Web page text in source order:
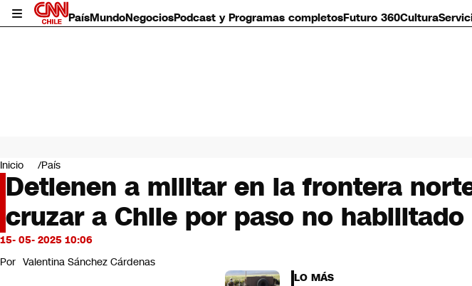
PaísMundoNegociosPodcast y Programas completosFuturo 360Cultura
Mundo
Negocios
Deportes
Programas completos
Cultura
Servicios
Bits
CNN Data
Inicio País
Detienen a militar en la frontera
cruzar a Chile por paso no habilitado
15- 05- 2025 10:06
Por Valentina Sánchez Cárdenas
LO MÁS